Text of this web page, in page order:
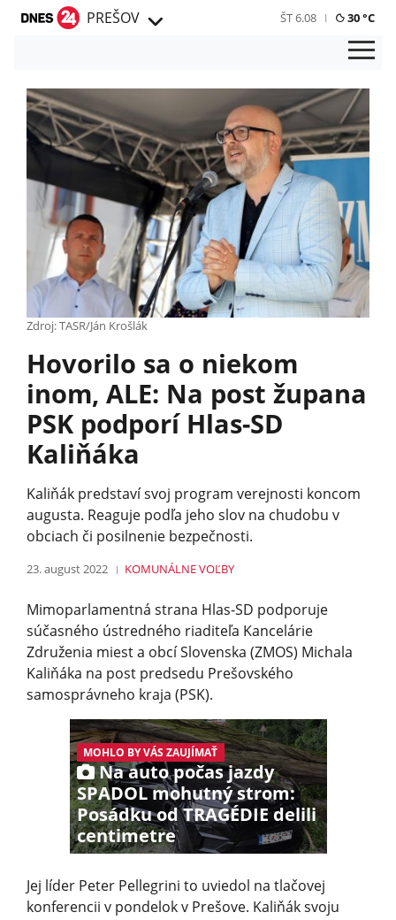
PREŠOV ŠT 6.08 30 °C
Zdroj: TASR/Ján Krošlák
Hovorilo sa o niekom
inom, ALE: Na post župana
PSK podporí Hlas-SD
Kaliňáka
Kaliňák predstaví svoj program verejnosti koncom
augusta. Reaguje podľa jeho slov na chudobu v
obciach či posilnenie bezpečnosti.
23. august 2022 KOMUNÁLNE VOĽBY
Mimoparlamentná strana Hlas-SD podporuje
súčasného ústredného riaditeľa Kancelárie
Združenia miest a obcí Slovenska (ZMOS) Michala
Kaliňáka na post predsedu Prešovského
samosprávneho kraja (PSK).
MOHLO BY VÁS ZAUJÍMAŤ
Na auto počas jazdy
SPADOL mohutný strom:
Posádku od TRAGÉDIE delili
centimetre
Jej líder Peter Pellegrini to uviedol na tlačovej
konferencii v pondelok v Prešove. Kaliňák svoju